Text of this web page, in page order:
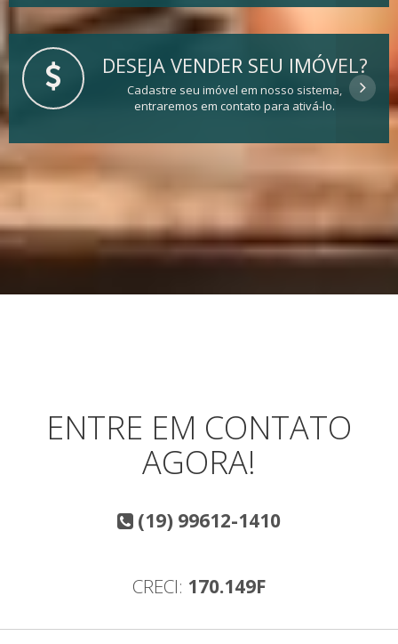
DESEJA VENDER SEU IMÓVEL?
Cadastre seu imóvel em nosso sistema,
entraremos em contato para ativá-lo.
ENTRE EM CONTATO
AGORA!
(19) 99612-1410
CRECI: 170.149F